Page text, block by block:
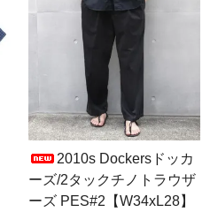
2010s Dockersドッカ
ーズ/2タックチノトラウザ
ーズ PES#2【W34xL28】